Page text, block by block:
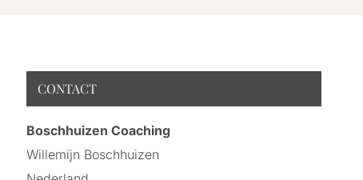
CONTACT
Boschhuizen Coaching
Willemijn Boschhuizen